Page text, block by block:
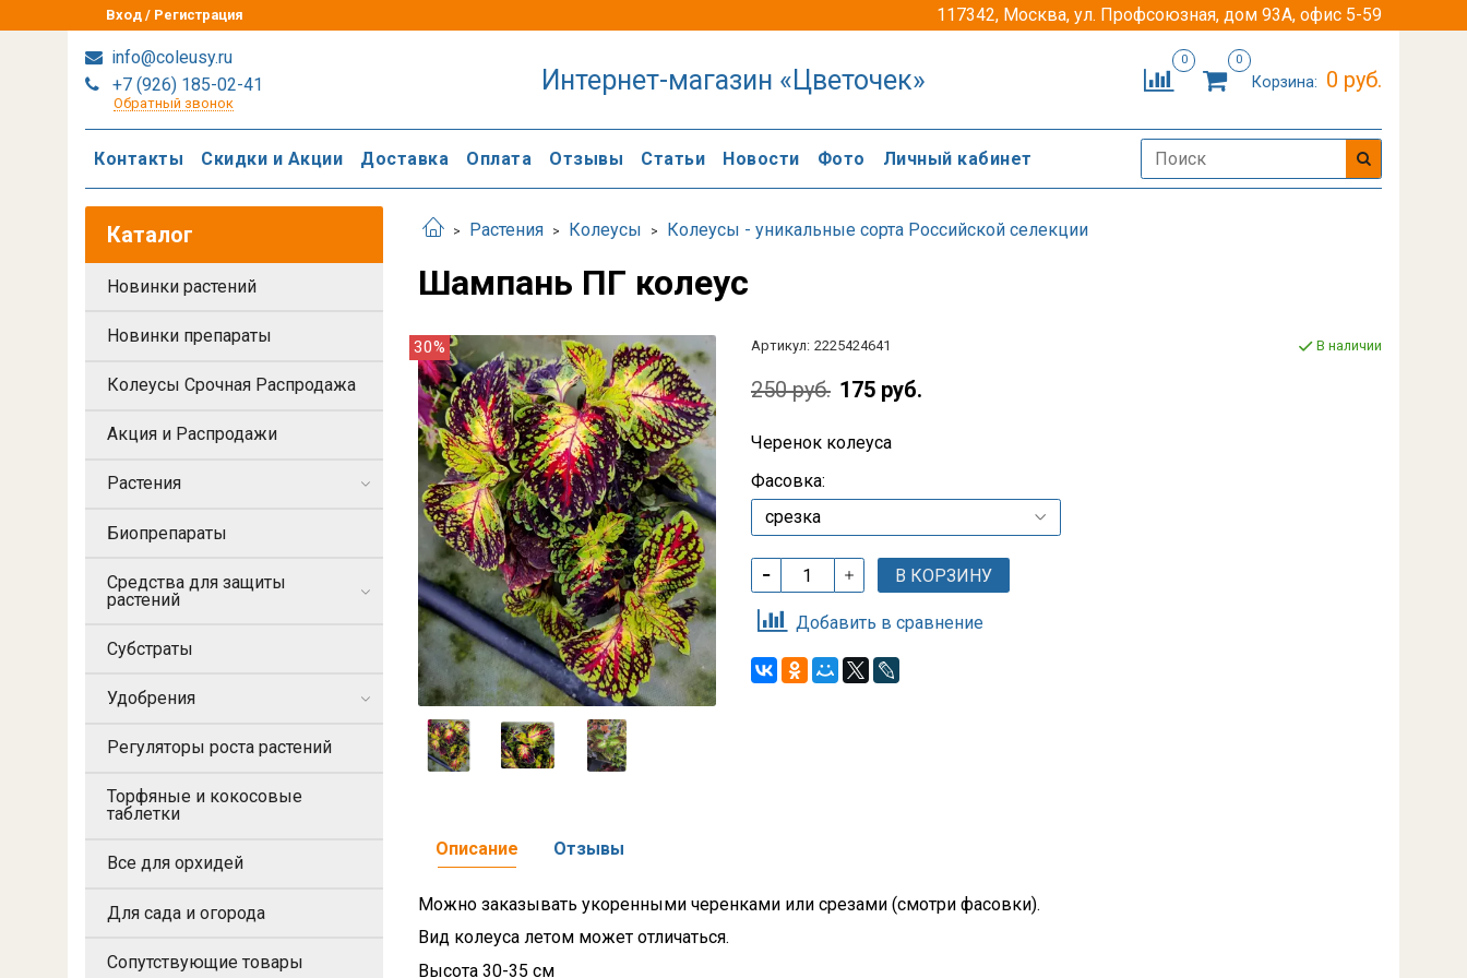
Вход / Регистрация 117342, Москва, ул. Профсоюзная, дом 93А, офис 5-59
info@coleusy.ru
+7 (926) 185-02-41
Обратный звонок
Интернет-магазин «Цветочек»
0 0
Корзина: 0 руб.
Контакты Скидки и Акции Доставка Оплата Отзывы Статьи Новости Фото Личный кабинет
Растения Колеусы Колеусы - уникальные сорта Российской селекции
Шампань ПГ колеус
30% Артикул: 2225424641 В наличии
250 руб. 175 руб.
Черенок колеуса
Фасовка:
В КОРЗИНУ
Добавить в сравнение
Описание
Можно заказывать укоренными черенками или срезами (смотри фасовки).
Вид колеуса летом может отличаться.
Высота 30-35 см
Отзывы
Каталог
Новинки растений
Новинки препараты
Колеусы Срочная Распродажа
Акция и Распродажи
Растения
Биопрепараты
Средства для защиты
растений
Субстраты
Удобрения
Регуляторы роста растений
Торфяные и кокосовые
таблетки
Все для орхидей
Для сада и огорода
Сопутствующие товары